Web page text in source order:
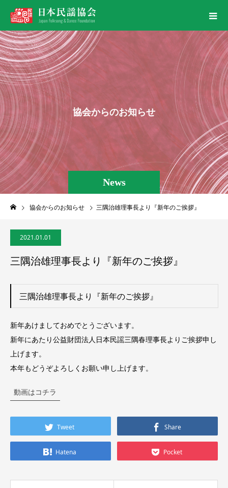
News
協会からのお知 らせ
協会からのお知らせ 三隅治雄理事長より『新年のご挨拶』
2021.01.01
三隅治雄理事長より『新年のご挨拶』
三隅治雄理事長より『新年のご挨拶』
新年あけましておめでとうございます。
新年にあたり公益財団法人日本民謡三隅春理事長よりご挨拶申し
上げます。
本年もどうぞよろしくお願い申し上げます。
動画はコチラ
Tweet Share
Hatena Pocket